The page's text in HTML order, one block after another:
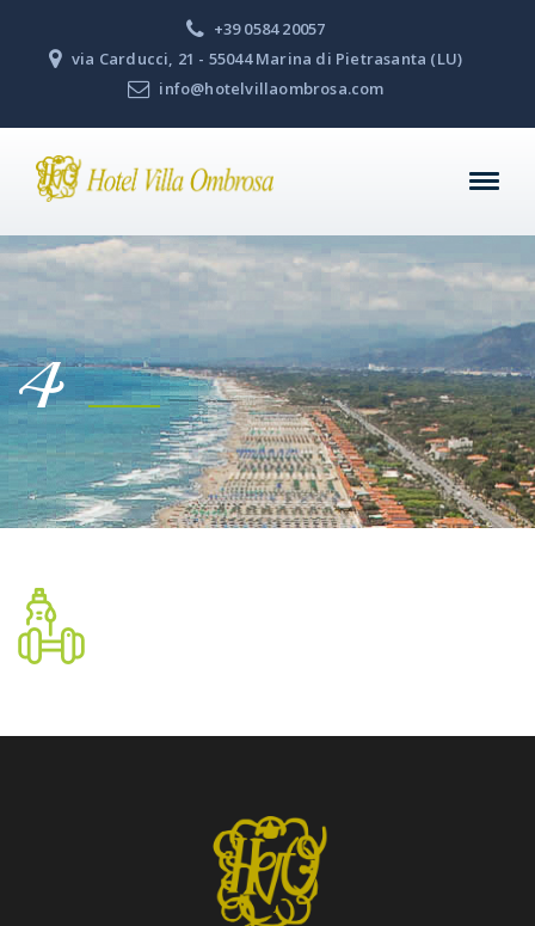
+39 0584 20057
via Carducci, 21 - 55044 Marina di Pietrasanta (LU)
info@hotelvillaombrosa.com
4